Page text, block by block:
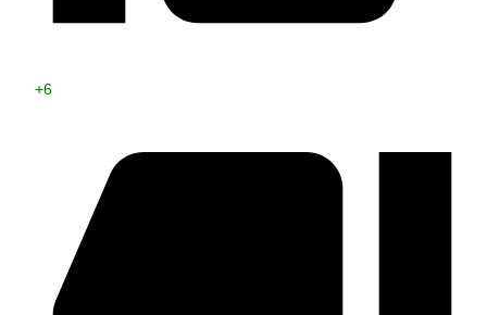
+6